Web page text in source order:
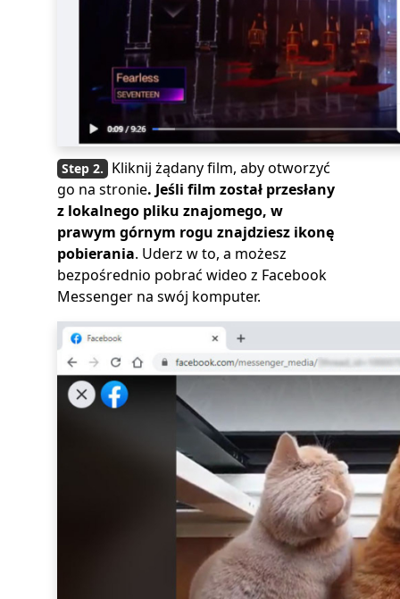
Kliknij żądany film, aby otworzyć
go na stronie. Jeśli film został przesłany
z lokalnego pliku znajomego, w
prawym górnym rogu znajdziesz ikonę
pobierania. Uderz w to, a możesz
bezpośrednio pobrać wideo z Facebook
Messenger na swój komputer.